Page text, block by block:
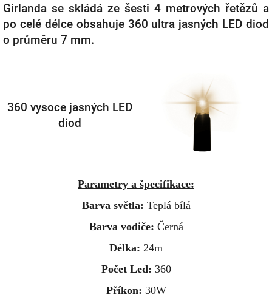
Girlanda se skládá ze šesti 4 metrových řetězů a
po celé délce obsahuje 360 ultra jasných LED diod
o průměru 7 mm.
360 vysoce jasných LED
diod
Parametry a špecifikace:
Barva světla: Teplá bílá
Barva vodiče: Černá
Délka: 24m
Počet Led: 360
Příkon: 30W